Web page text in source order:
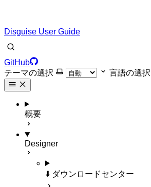
Disguise User Guide
GitHub
テーマの選択
言語の選択
概要
Designer
⬇️ ダウンロードセンター